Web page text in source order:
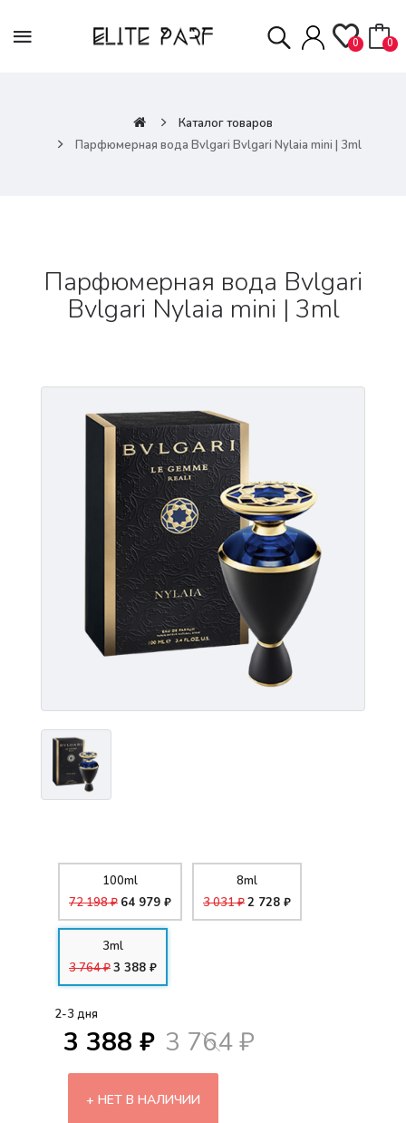
0 0
Каталог товаров
Парфюмерная вода Bvlgari Bvlgari Nylaia mini | 3ml
Парфюмерная вода Bvlgari
Bvlgari Nylaia mini | 3ml
100ml
72 198 ₽ 64 979 ₽
8ml
3 031 ₽2 728 ₽
3ml
3 764 ₽3 388 ₽
2-3 дня
3 388 ₽ 3 764 ₽
НЕТ В НАЛИЧИИ